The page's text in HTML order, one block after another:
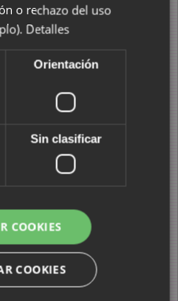
tradiciones de todas
las clases y colores,
con una pancarta de
viene a ser la reacción de
no les quitaríamos sus
rechazo por
de los hechos en lugar
a corear consignas como
que hay!" Y la
". Un ratito después y sin
que se ha hecho habitual
la quinta recogió la
por haber sido
de magnífico
más de todo aquello, pensé
momento dando saltos
aquella gente se convertiría
o rechazo del uso
Detalles
Orientación
Sin clasificar
COOKIES
COOKIES